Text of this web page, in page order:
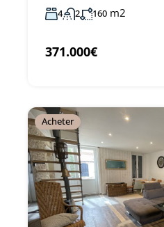
4 2 160 m2
371.000€
Acheter